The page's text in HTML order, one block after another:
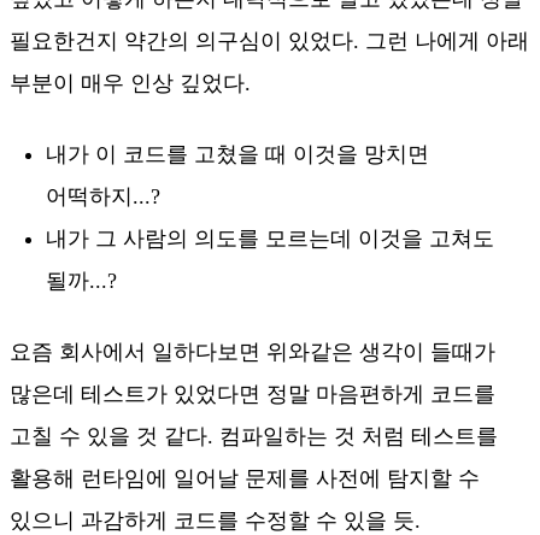
필요한건지 약간의 의구심이 있었다. 그런 나에게 아래
부분이 매우 인상 깊었다.
내가 이 코드를 고쳤을 때 이것을 망치면
어떡하지...?
내가 그 사람의 의도를 모르는데 이것을 고쳐도
될까...?
요즘 회사에서 일하다보면 위와같은 생각이 들때가
많은데 테스트가 있었다면 정말 마음편하게 코드를
고칠 수 있을 것 같다. 컴파일하는 것 처럼 테스트를
활용해 런타임에 일어날 문제를 사전에 탐지할 수
있으니 과감하게 코드를 수정할 수 있을 듯.